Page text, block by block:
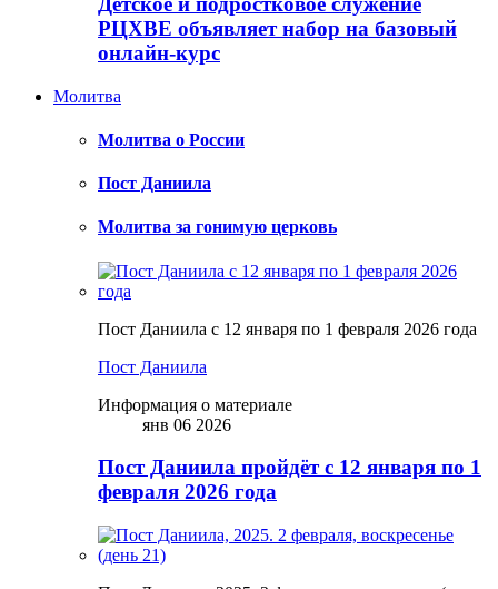
РЦХВЕ объявляет набор на базовый
онлайн-курс
Молитва
Молитва о России
Пост Даниила
Молитва за гонимую церковь
Пост Даниила с 12 января по 1 февраля 2026 года
Пост Даниила
Информация о материале
янв 06 2026
Пост Даниила пройдёт с 12 января по 1
февраля 2026 года